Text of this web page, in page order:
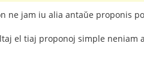
ne jam iu alia antaŭe proponis
el tiaj proponoj simple neniam